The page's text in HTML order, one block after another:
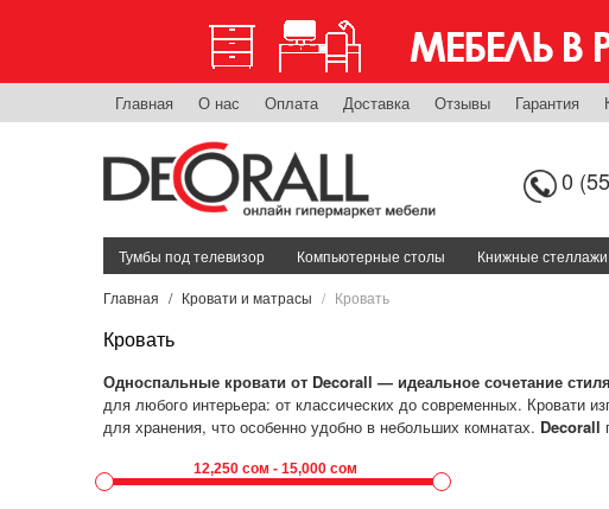
Главная О нас Оплата Доставка Отзывы Гарантия
0
Тумбы под телевизор Компьютерные столы Книжные стеллажи
Главная Кровати и матрасы Кровать
Кровать
Односпальные кровати от Decorall — идеальное сочетание
для любого интерьера: от классических до современных. Кровати
для хранения, что особенно удобно в небольших комнатах. Decorall